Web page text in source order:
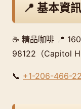
📍 基本資訊
☕ 精品咖啡 📍
98122（Capitol
📞 +1-206-466-